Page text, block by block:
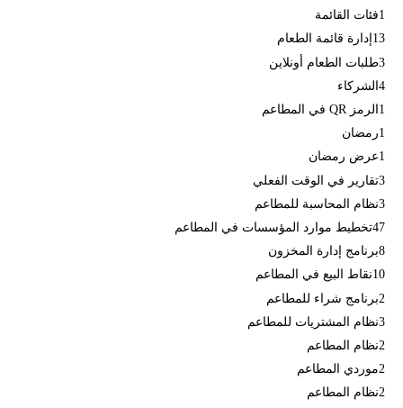
فئات القائمة1
إدارة قائمة الطعام 13
طلبات الطعام أونلاين3
الشركاء 4
الرمز QR في المطاعم 1
رمضان1
عرض رمضان1
تقارير في الوقت الفعلي3
نظام المحاسبة للمطاعم3
تخطيط موارد المؤسسات في المطاعم47
برنامج إدارة المخزون8
نقاط البيع في المطاعم10
برنامج شراء للمطاعم2
نظام المشتريات للمطاعم3
نظام المطاعم2
موردي المطاعم2
نظام المطاعم2